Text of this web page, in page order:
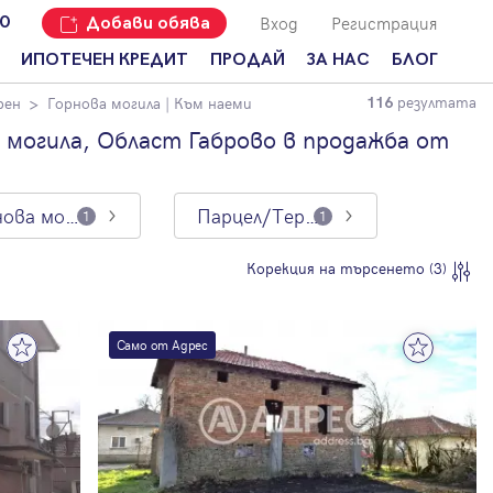
Добави обява Вход Регистрация
ИПОТЕЧЕН КРЕДИТ ПРОДАЙ
Добави
имот с
Адрес?
ЗА НАС
Наши офиси
Кариери
Кои сме ние?
Мениджмънт
Address Run
Често
задавани
въпроси
БЛОГ
За продавачи
За купувачи
Ипотечно
наемодатели
наематели
Анализ на
пазара
Новини
Горнова могила | Към наеми 116 резултата
Област Габрово в продажба от
Горнова могила 1 Парцел/Терен1
Корекция на търсенето (3)
Само от Адрес